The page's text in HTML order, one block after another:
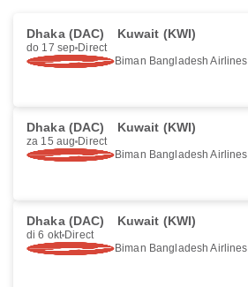
Dhaka (DAC) Kuwait (KWI)
do 17 sep Direct
Biman Bangladesh Airlines
Dhaka (DAC) Kuwait (KWI)
za 15 aug Direct
Biman Bangladesh Airlines
Dhaka (DAC) Kuwait (KWI)
di 6 okt Direct
Biman Bangladesh Airlines